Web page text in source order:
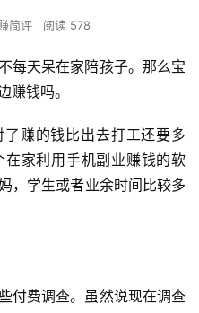
简评 阅读 578
每天呆在家陪孩子。那么宝
赚钱吗。
赚的钱比出去打工还要多
家利用手机副业赚钱的软
，学生或者业余时间比较多
付费调查。虽然说现在调查